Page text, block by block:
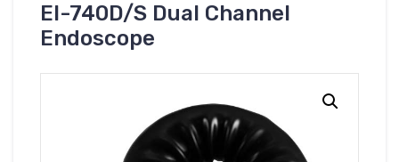
EI-740D/S Dual Channel
Endoscope